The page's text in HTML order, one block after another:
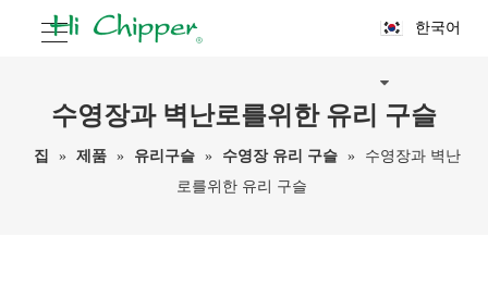
한국어
수영장과 벽난로를위한 유리 구슬
집 » 제품 » 유리구슬 » 수영장 유리 구슬 »
수영장과 벽난
로를위한 유리 구슬